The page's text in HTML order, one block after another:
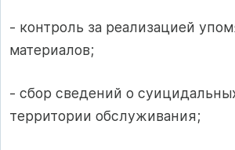
- контроль за реализацией
материалов;
- сбор сведений о
территории обслуживания;